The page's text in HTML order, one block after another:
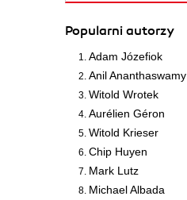
Popularni autorzy
Adam Józefiok
Anil Ananthaswamy
Witold Wrotek
Aurélien Géron
Witold Krieser
Chip Huyen
Mark Lutz
Michael Albada